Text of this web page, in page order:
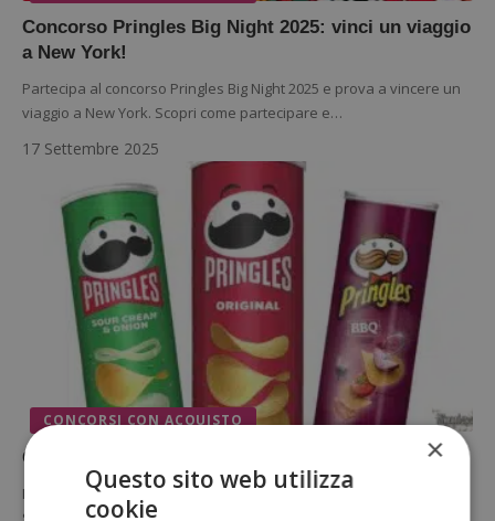
Concorso Pringles Big Night 2025: vinci un viaggio
a New York!
Partecipa al concorso Pringles Big Night 2025 e prova a vincere un
viaggio a New York. Scopri come partecipare e…
17 Settembre 2025
CONCORSI CON ACQUISTO
Concorso Pringles: vinci videogiochi Super Mario
Il nuovo concorso Pringles mette in palio 100 videogiochi
×
Questo sito web utilizza
cookie